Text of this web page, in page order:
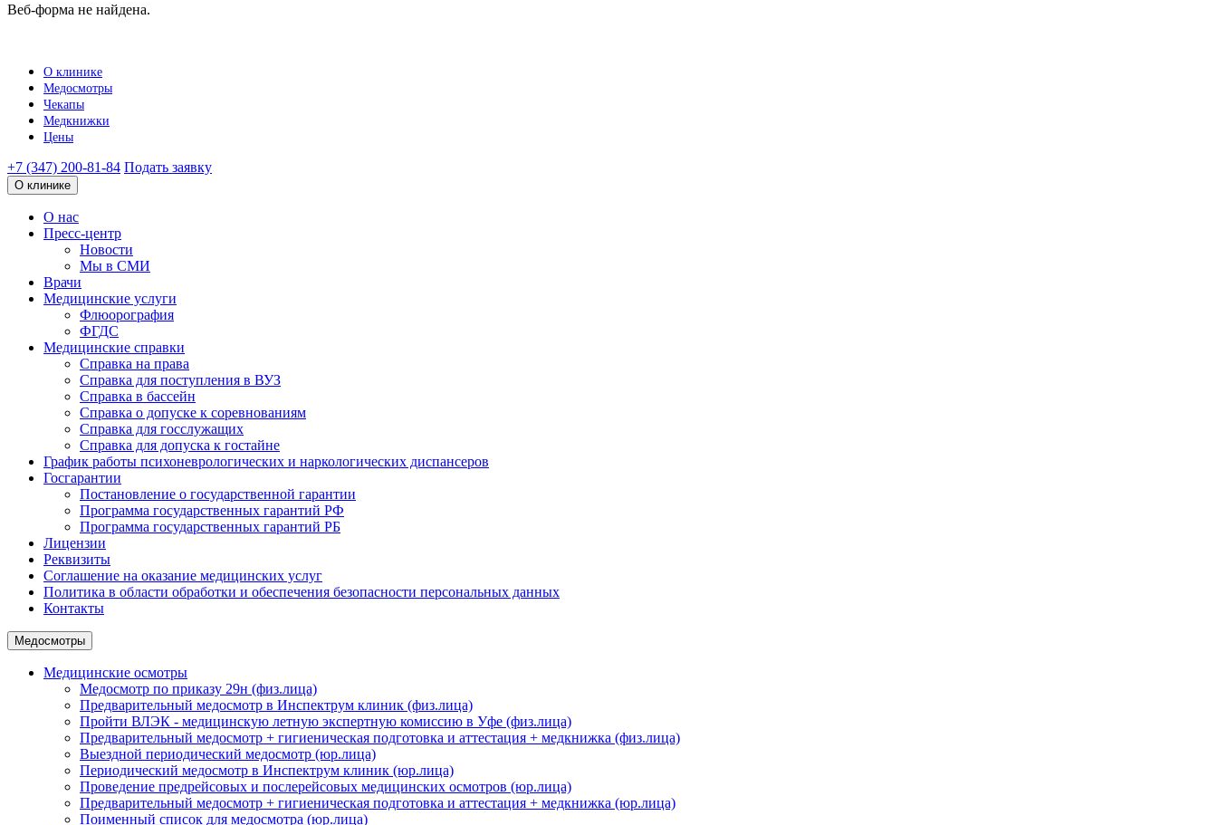
Веб-форма не найдена.
О клинике
Медосмотры
Чекапы
Медкнижки
Цены
+7 (347) 200-81-84 Подать заявку
О клинике
О нас
Пресс-центр
Новости
Мы в СМИ
Врачи
Медицинские услуги
Флюорография
ФГДС
Медицинские справки
Справка на права
Справка для поступления в ВУЗ
Справка в бассейн
Справка о допуске к соревнованиям
Справка для госслужащих
Справка для допуска к гостайне
График работы психоневрологических и наркологических диспансеров
Госгарантии
Постановление о государственной гарантии
Программа государственных гарантий РФ
Программа государственных гарантий РБ
Лицензии
Реквизиты
Соглашение на оказание медицинских услуг
Политика в области обработки и обеспечения безопасности персональных данных
Контакты
Медосмотры
Медицинские осмотры
Медосмотр по приказу 29н (физ.лица)
Предварительный медосмотр в Инспектрум клиник (физ.лица)
Пройти ВЛЭК - медицинскую летную экспертную комиссию в Уфе (физ.лица)
Предварительный медосмотр + гигиеническая подготовка и аттестация + медкнижка (физ.лица)
Выездной периодический медосмотр (юр.лица)
Периодический медосмотр в Инспектрум клиник (юр.лица)
Проведение предрейсовых и послерейсовых медицинских осмотров (юр.лица)
Предварительный медосмотр + гигиеническая подготовка и аттестация + медкнижка (юр.лица)
Поименный список для медосмотра (юр.лица)